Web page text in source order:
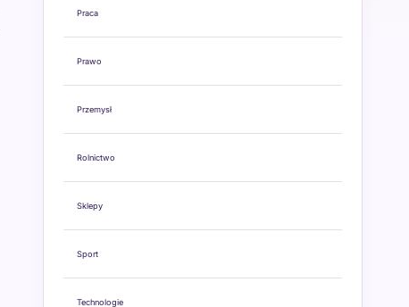
Praca
Prawo
Przemysł
Rolnictwo
Sklepy
Sport
Technologie